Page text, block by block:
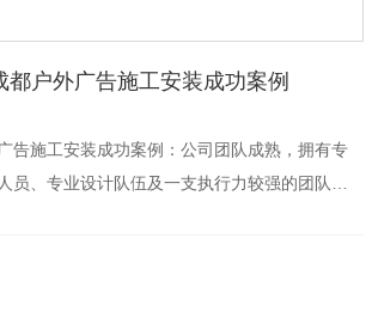
都户外广告施工安装成功案例
告施工安装成功案例：公司团队成熟，拥有专
员、专业设计队伍及一支执行力较强的团队和